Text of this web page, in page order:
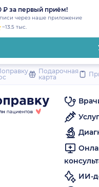
₽ за первый приём!
через наше приложение
~13.5 тыс.
Закрыть
Подарочная
карта
ИИ-